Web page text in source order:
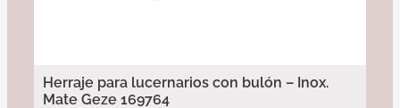
Herraje para lucernarios con bulón – Inox.
Mate Geze 169764